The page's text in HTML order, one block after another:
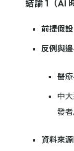
結論 1（AI
前提假設
反例與
醫
中
發
資料來